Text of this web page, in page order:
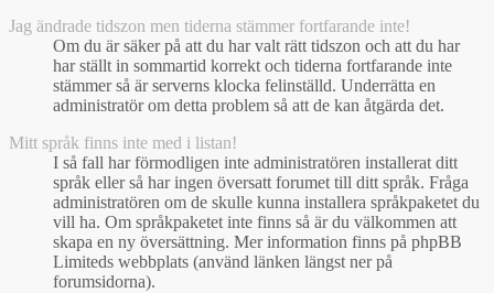
Jag ändrade tidszon men tiderna stämmer fortfarande inte!
Om du är säker på att du har valt rätt tidszon och att du har
har ställt in sommartid korrekt och tiderna fortfarande inte
stämmer så är serverns klocka felinställd. Underrätta en
administratör om detta problem så att de kan åtgärda det.
Mitt språk finns inte med i listan!
I så fall har förmodligen inte administratören installerat ditt
språk eller så har ingen översatt forumet till ditt språk. Fråga
administratören om de skulle kunna installera språkpaketet du
vill ha. Om språkpaketet inte finns så är du välkommen att
skapa en ny översättning. Mer information finns på phpBB
Limiteds webbplats (använd länken längst ner på
forumsidorna).